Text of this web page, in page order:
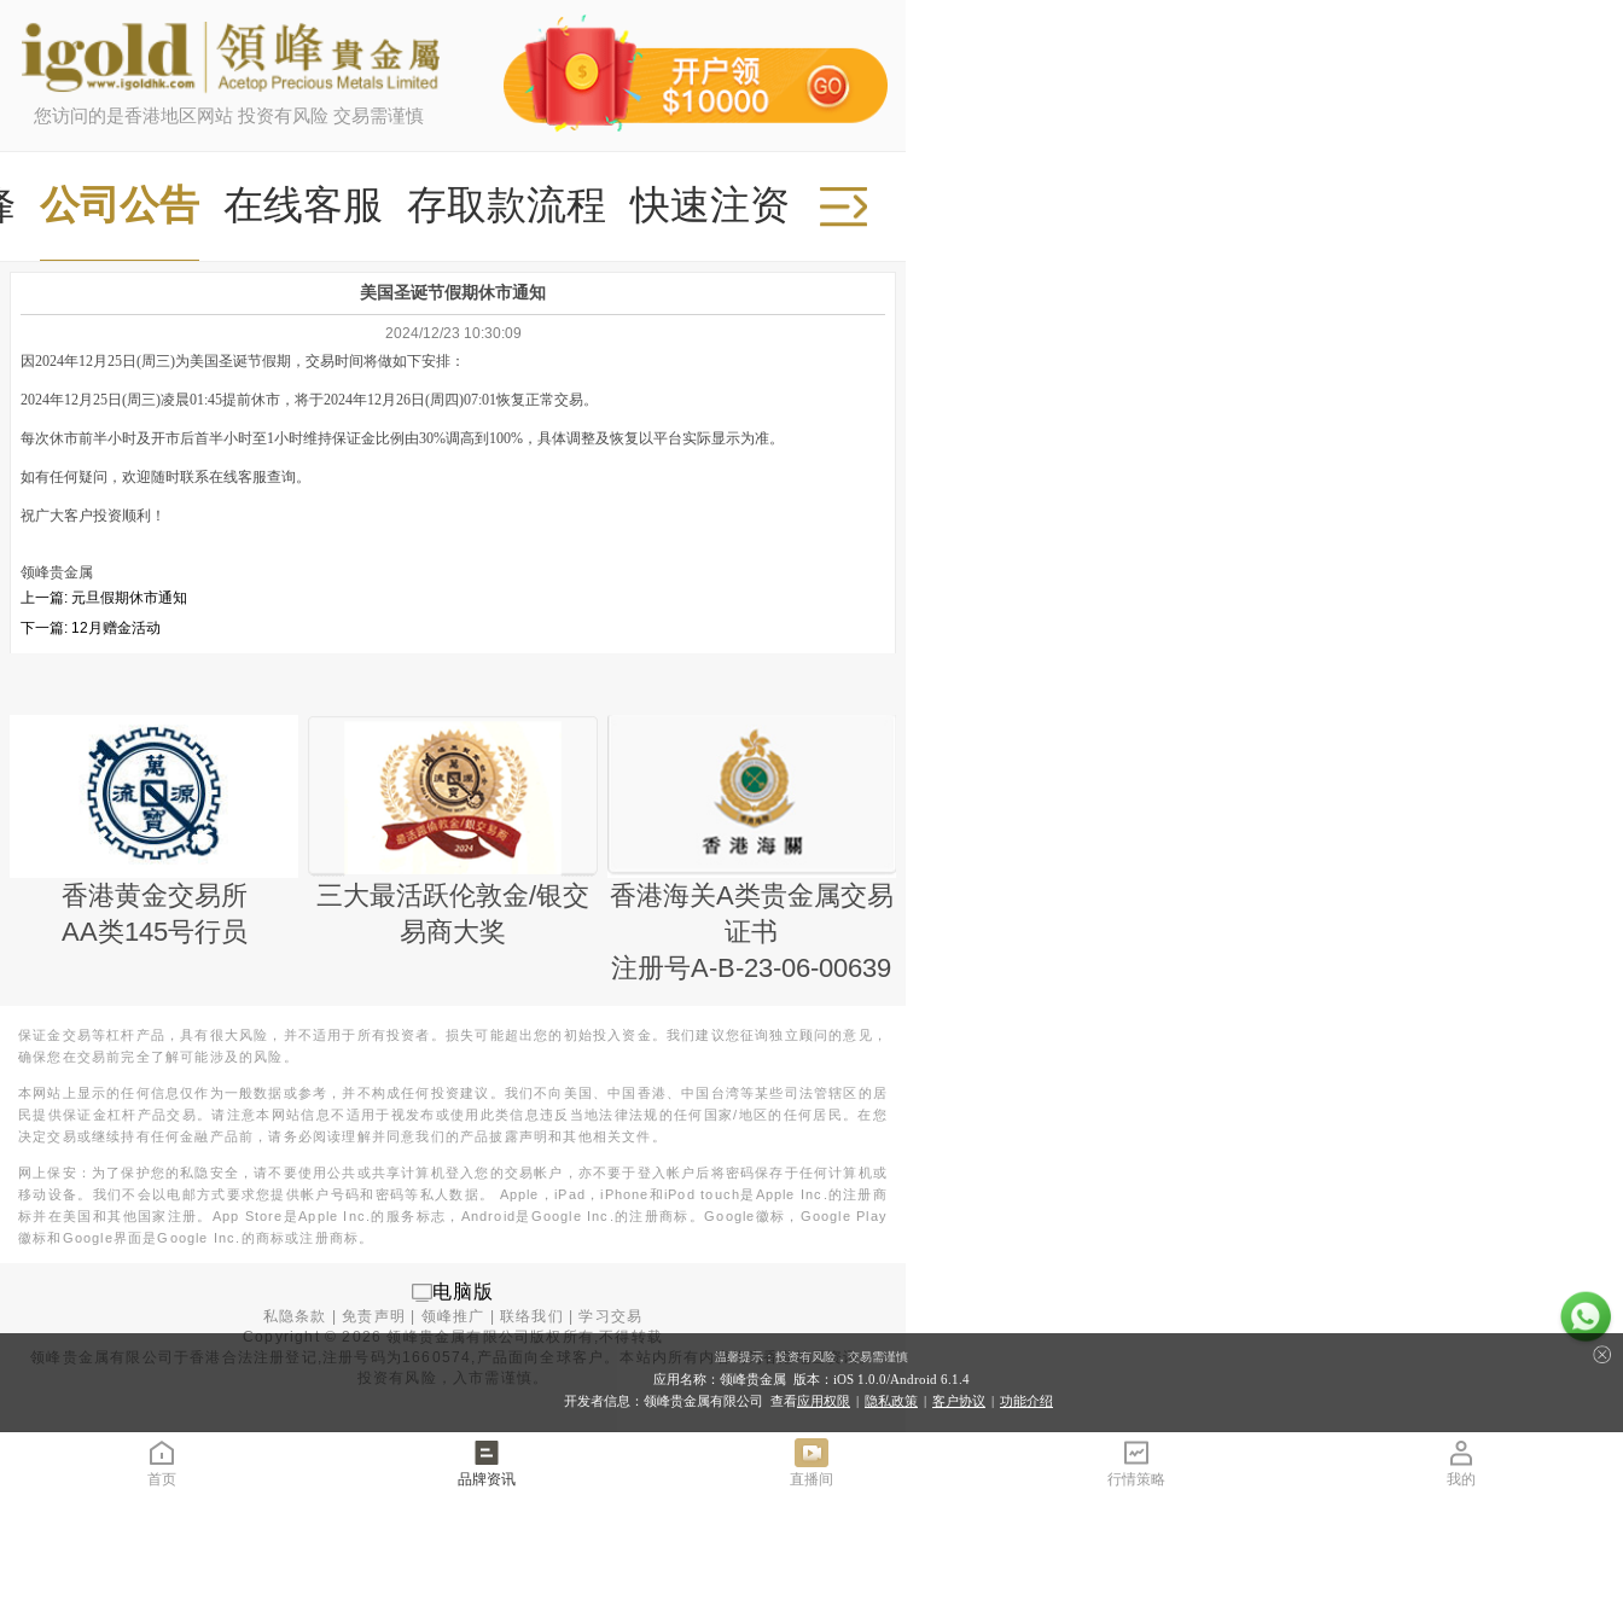
您访问的是香港地区网站 投资有风险 交易需谨慎
公司公告 在线客服 存取款流程 快速注资 快速取款
美国圣诞节假期休市通知
2024/12/23 10:30:09
因2024年12月25日(周三)为美国圣诞节假期，交易时间将做如下安排：
2024年12月25日(周三)凌晨01:45提前休市，将于2024年12月26日(周四)07:01恢复正常交易。
每次休市前半小时及开市后首半小时至1小时维持保证金比例由30%调高到100%，具体调整及恢复以平台实际显示为准。
如有任何疑问，欢迎随时联系在线客服查询。
祝广大客户投资顺利！
领峰贵金属
上一篇: 元旦假期休市通知
下一篇: 12月赠金活动
香港黄金交易所
AA类145号行员
三大最活跃伦敦金/银交
易商大奖
香港海关A类贵金属交易
证书
注册号A-B-23-06-00639
保证金交易等杠杆产品，具有很大风险，并不适用于所有投资者。损失可能超出您的初始投入资金。我们建议您征询独立顾问的意见，
确保您在交易前完全了解可能涉及的风险。
本网站上显示的任何信息仅作为一般数据或参考，并不构成任何投资建议。我们不向美国、中国香港、中国台湾等某些司法管辖区的居
民提供保证金杠杆产品交易。请注意本网站信息不适用于视发布或使用此类信息违反当地法律法规的任何国家/地区的任何居民。在您
决定交易或继续持有任何金融产品前，请务必阅读理解并同意我们的产品披露声明和其他相关文件。
网上保安：为了保护您的私隐安全，请不要使用公共或共享计算机登入您的交易帐户，亦不要于登入帐户后将密码保存于任何计算机或
移动设备。我们不会以电邮方式要求您提供帐户号码和密码等私人数据。 Apple，iPad，iPhone和iPod touch是Apple Inc.的注册商
标并在美国和其他国家注册。App Store是Apple Inc.的服务标志，Android是Google Inc.的注册商标。Google徽标，Google Play
徽标和Google界面是Google Inc.的商标或注册商标。
电脑版
私隐条款 |免责声明 领峰推广 |联络我们 |学习交易
Copyright ©2026领峰贵金属有限公司版权所有,不得转载
领峰贵金属有限公司于 香港合法注册登记 ,注册号码为1660574,产品面向全球客户。本站内所有内容均为香港地区资讯。
投资有风险，入市需谨慎。
首页 品牌资讯 直播间 行情策略 我的
温馨提示：投资有风险，交易需谨慎
应用名称：领峰贵金属 版本：iOS 1.0.0/Android 6.1.4
开发者信息：领峰贵金属有限公司 查看应用权限 | 隐私政策 | 客户协议 | 功能介绍